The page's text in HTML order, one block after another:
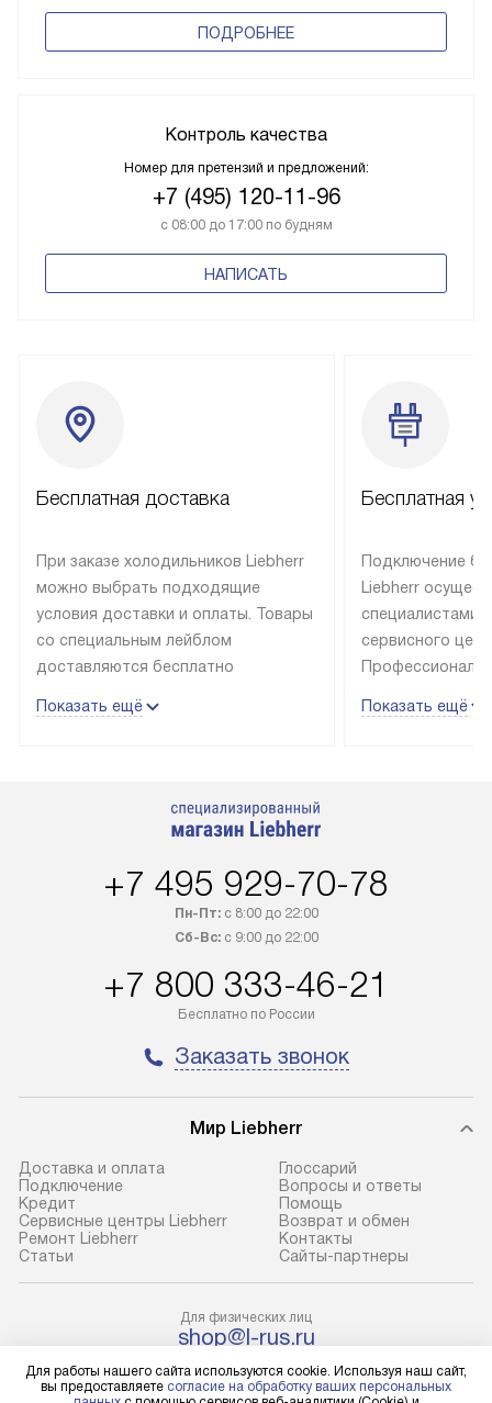
ПОДРОБНЕЕ
Контроль качества
Номер для претензий и предложений:
+7 (495) 120-11-96
с 08:00 до 17:00 по будням
НАПИСАТЬ
Бесплатная доставка
При заказе холодильников Liebherr
можно выбрать подходящие
условия доставки и оплаты. Товары
со специальным лейблом
доставляются бесплатно
до подъезда, выезд за МКАД
в течение трех дней. Доставка
регионы осуществляется через
100% предоплаты наша компания
до представительства
транспортной компании в городе
условия доставки у менеджера при
В оговоренный день служба
доставки доставит упакованный
прибор до подъезда. Если
требуется переместить прибор
до двери квартиры или до места
установки, пожалуйста,
предварительно уточните это
с менеджером. За данную услугу
взимается дополнительная плата.
Учитывайте габариты прибора, если
они не позволяют пронести его
Показать ещё
Бесплатная
Подключение
Liebherr
специалистами
сервисного
эксплуатации
Стоимость
обеспечивают
предполагают
холодильников
требующим
наличие крана.
установка
и соединение
Техника
Показать ещё
+7 495 929-70-78
Пн-Пт:с 8:00 до 22:00
Сб-Вс:с 9:00 до 22:00
+7 800 333-46-21
Бесплатно по России
Заказать звонок
Мир Liebherr
Доставка и оплата
Подключение
Кредит
Сервисные центры Liebherr
Ремонт Liebherr
Cтатьи
Глоссарий
Вопросы и ответы
Помощь
Возврат и обмен
Контакты
Сайты-партнеры
Для физических лиц
shop@l-rus.ru
business@kvalitet.company
Для работы нашего сайта используются cookie. Используя наш сайт,
вы предоставляете согласие на обработку ваших персональных